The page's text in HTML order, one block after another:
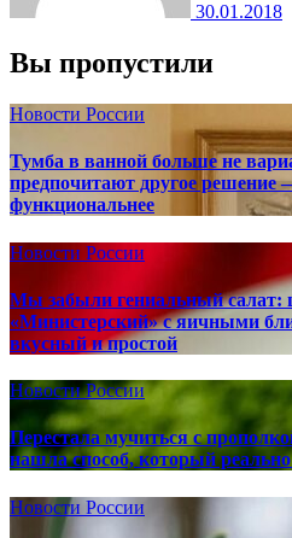
30.01.2018
Вы пропустили
Новости России
Тумба в ванной больше не
предпочитают другое решение
функциональнее
Новости России
Мы забыли гениальный
«Министерский» с яичными
вкусный и простой
Новости России
Перестала мучиться с
нашла способ, который реально
Новости России